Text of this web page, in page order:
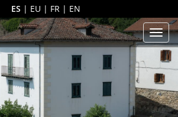
ES | EU | FR| EN